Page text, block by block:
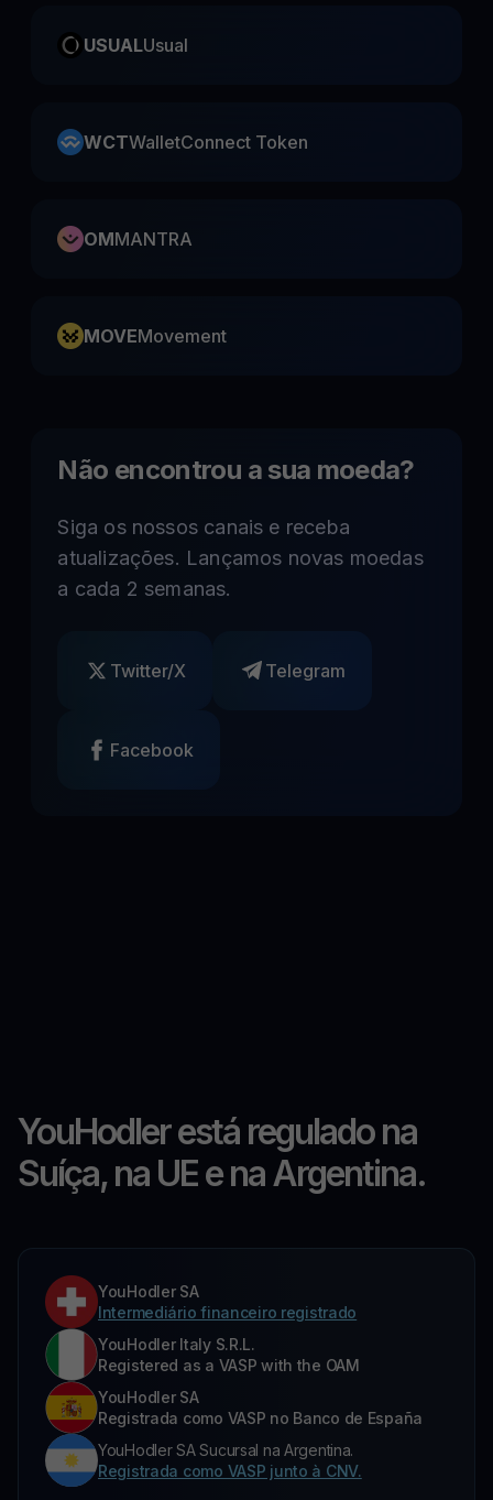
USUALUsual
WCTWalletConnect Token
OMMANTRA
MOVEMovement
Não encontrou a sua moeda?
Siga os nossos canais e receba
atualizações. Lançamos novas moedas
a cada 2 semanas.
Twitter/X Telegram
Facebook
YouHodler está regulado na
Suíça, na UE e na Argentina.
YouHodler SA
Intermediário financeiro registrado
YouHodler Italy S.R.L.
Registered as a VASP with the OAM
YouHodler SA
Registrada como VASP no Banco de España
YouHodler SA Sucursal na Argentina.
Registrada como VASP junto à CNV.